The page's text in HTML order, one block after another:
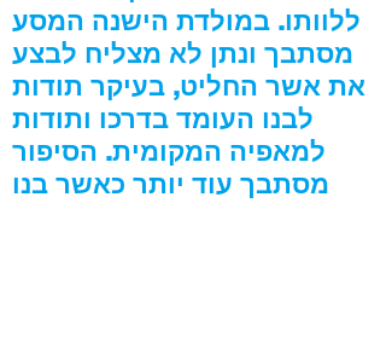
ללוותו. במולדת הישנה המסע
מסתבך ונתן לא מצליח לבצע
את אשר החליט, בעיקר תודות
לבנו העומד בדרכו ותודות
למאפיה המקומית. הסיפור
מסתבך עוד יותר כאשר בנו